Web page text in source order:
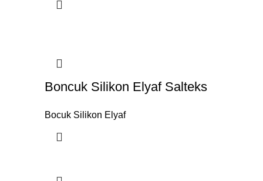
Boncuk Silikon Elyaf Salteks
Bocuk Silikon Elyaf